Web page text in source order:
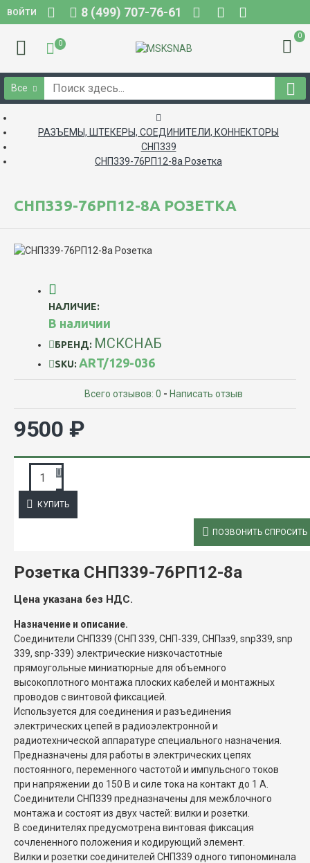
ВОЙТИ 8 (499) 707-76-61
0
0
Все
РАЗЪЕМЫ, ШТЕКЕРЫ, СОЕДИНИТЕЛИ, КОННЕКТОРЫ
СНП339
СНП339-76РП12-8а Розетка
СНП339-76РП12-8А РОЗЕТКА
НАЛИЧИЕ:
В наличии
БРЕНД: МСКСНАБ
SKU: ART/129-036
Всего отзывов: 0 - Написать отзыв
9500 ₽
КУПИТЬ
ПОЗВОНИТЬ СПРОСИТЬ
Розетка СНП339-76РП12-8а
Цена указана без НДС.
Назначение и описание.
Соединители СНП339 (СНП 339, СНП-339, СНПзз9, snp339, snp
339, snp-339) электрические низкочастотные
прямоугольные миниатюрные для объемного
высокоплотного монтажа плоских кабелей и монтажных
проводов с винтовой фиксацией.
Используется для соединения и разъединения
электрических цепей в радиоэлектронной и
радиотехнической аппаратуре специального назначения.
Предназначены для работы в электрических цепях
постоянного, переменного частотой и импульсного токов
при напряжении до 150 В и силе тока на контакт до 1 А.
Соединители СНП339 предназначены для межблочного
монтажа и состоят из двух частей: вилки и розетки.
В соединителях предусмотрена винтовая фиксация
сочлененного положения и кодирующий элемент.
Вилки и розетки соединителей СНП339 одного типономинала